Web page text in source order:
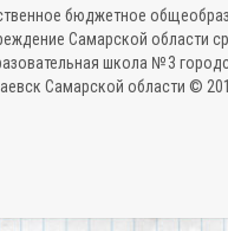
бюджетное
Самарской области
школа № 3
Самарской области ©